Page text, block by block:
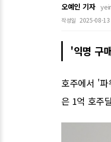
오예인 기자
작성일 2025-08-
'익명 구
호주에서 '
은 1억 호주